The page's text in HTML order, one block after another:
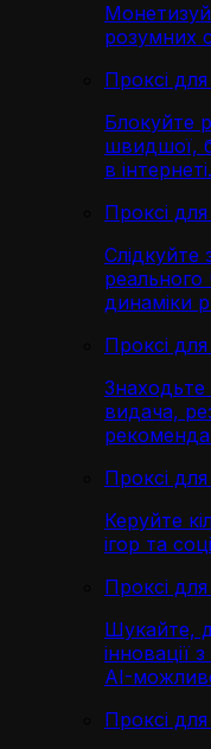
розумних
Проксі
Блокуйте
швидшої,
в інтернеті.
Проксі
Слідкуйте
реального
динаміки
Проксі
видача,
Проксі
Керуйте
ігор та
Проксі
Шукайте,
інновації
AI-
Проксі